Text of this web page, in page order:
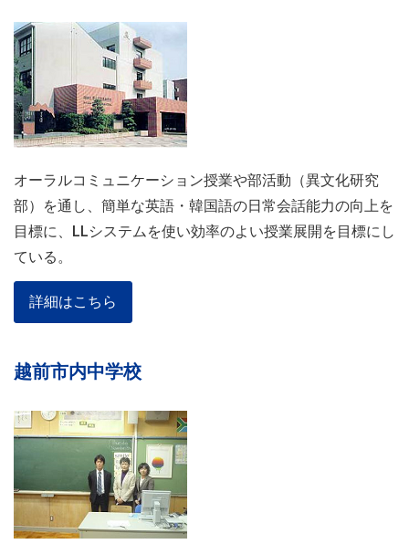
オーラルコミュニケーション授業や部活動（異文化研究
部）を通し、簡単な英語・韓国語の日常会話能力の向上を
目標に、LLシステムを使い効率のよい授業展開を目標にし
ている。
詳細はこちら
越前市内中学校